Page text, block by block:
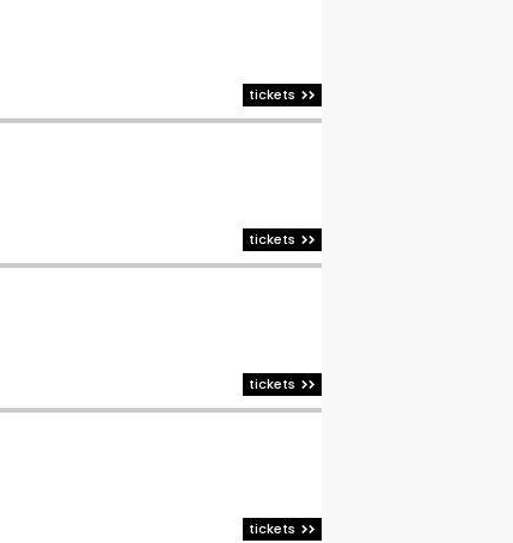
tickets
tickets
tickets
tickets